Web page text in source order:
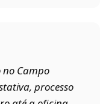
no Campo
processo